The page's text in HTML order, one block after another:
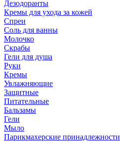
Дезодоранты
Кремы для ухода за кожей
Спреи
Соль для ванны
Молочко
Скрабы
Гели для душа
Руки
Кремы
Увлажняющие
Защитные
Питательные
Бальзамы
Гели
Мыло
Парикмахерские принадлежности